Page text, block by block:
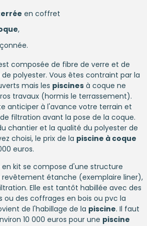
en coffret
,
composée de fibre de verre et de
polyester. Vous êtes contraint par la
mais les piscines à coque ne
travaux (hormis le terrassement).
anticiper à l'avance votre terrain et
filtration avant la pose de la coque.
chantier et la qualité du polyester de
choisi, le prix de la piscine à coque
euros.
en kit se compose d'une structure
revêtement étanche (exemplaire liner),
Elle est tantôt habillée avec des
ou des coffrages en bois ou pvc la
de l'habillage de la piscine. Il faut
10 000 euros pour une piscine